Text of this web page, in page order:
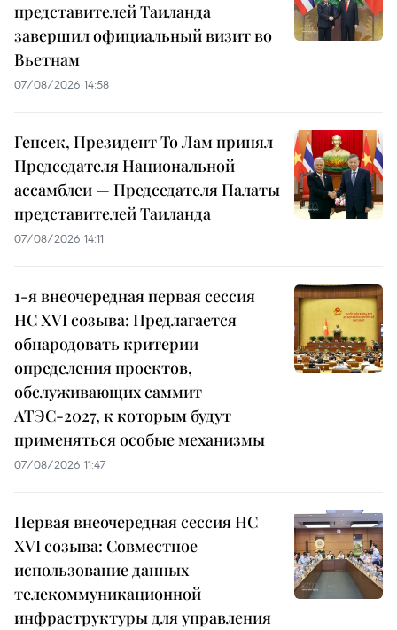
представителей Таиланда
завершил официальный визит во
Вьетнам
07/08/2026 14:58
Генсек, Президент То Лам принял
Председателя Национальной
ассамблеи — Председателя Палаты
представителей Таиланда
07/08/2026 14:11
1-я внеочередная первая сессия
НС XVI созыва: Предлагается
обнародовать критерии
определения проектов,
обслуживающих саммит
АТЭС-2027, к которым будут
применяться особые механизмы
07/08/2026 11:47
Первая внеочередная сессия НС
XVI созыва: Совместное
использование данных
телекоммуникационной
инфраструктуры для управления